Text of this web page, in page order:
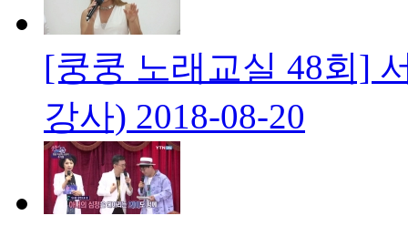
[쿵쿵 노래교실 48회]
강사) 2018-08-20